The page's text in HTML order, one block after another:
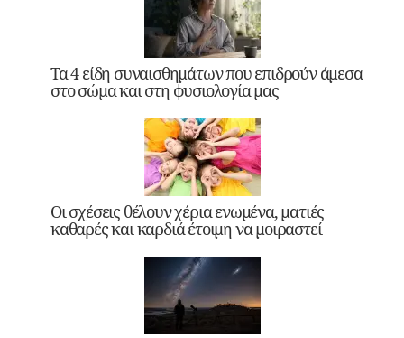
Τα 4 είδη συναισθημάτων που επιδρούν άμεσα
στο σώμα και στη φυσιολογία μας
Οι σχέσεις θέλουν χέρια ενωμένα, ματιές
καθαρές και καρδιά έτοιμη να μοιραστεί